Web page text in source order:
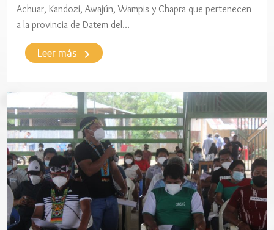
Achuar, Kandozi, Awajún, Wampis y Chapra que pertenecen
a la provincia de Datem del…
Leer más keyboard_arrow_right